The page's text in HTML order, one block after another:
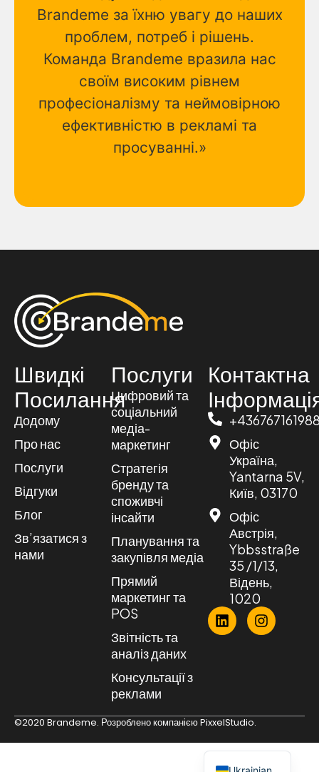
Brandeme за їхню увагу до наших
проблем, потреб і рішень.
Команда Brandeme вразила нас
своїм високим рівнем
професіоналізму та неймовірною
ефективністю в рекламі та
просуванні.»
Швидкі
Посилання
Додому
Про нас
Послуги
Відгуки
Блог
Зв’язатися з
нами
Послуги
Цифровий та
соціальний
медіа-
маркетинг
Стратегія
бренду та
споживчі
інсайти
Планування та
закупівля медіа
Прямий
маркетинг та
POS
Звітність та
аналіз даних
Консультації з
реклами
Контактна
Офіс
Україна,
Yantarna 5V,
Київ, 03170
Офіс
Австрія,
Ybbsstraße
35 /1/13,
Відень,
1020
©2020 Brandeme. Розроблено компанієюPixxelStudio.
English